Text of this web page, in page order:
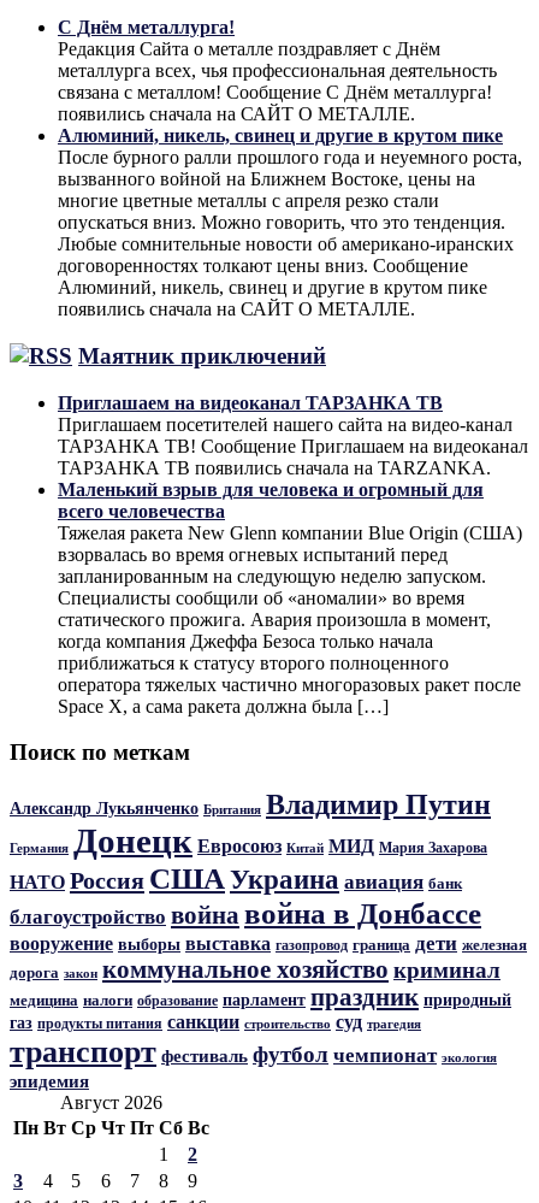
С Днём металлурга!
Редакция Сайта о металле поздравляет с Днём
металлурга всех, чья профессиональная деятельность
связана с металлом! Сообщение С Днём металлурга!
появились сначала на САЙТ О МЕТАЛЛЕ.
Алюминий, никель, свинец и другие в крутом пике
После бурного ралли прошлого года и неуемного роста,
вызванного войной на Ближнем Востоке, цены на
многие цветные металлы с апреля резко стали
опускаться вниз. Можно говорить, что это тенденция.
Любые сомнительные новости об американо-иранских
договоренностях толкают цены вниз. Сообщение
Алюминий, никель, свинец и другие в крутом пике
появились сначала на САЙТ О МЕТАЛЛЕ.
Маятник приключений
Приглашаем на видеоканал ТАРЗАНКА ТВ
Приглашаем посетителей нашего сайта на видео-канал
ТАРЗАНКА ТВ! Сообщение Приглашаем на видеоканал
ТАРЗАНКА ТВ появились сначала на TARZANKA.
Маленький взрыв для человека и огромный для
всего человечества
Тяжелая ракета New Glenn компании Blue Origin (США)
взорвалась во время огневых испытаний перед
запланированным на следующую неделю запуском.
Специалисты сообщили об «аномалии» во время
статического прожига. Авария произошла в момент,
когда компания Джеффа Безоса только начала
приближаться к статусу второго полноценного
оператора тяжелых частично многоразовых ракет после
Space X, а сама ракета должна была […]
Поиск по меткам
Александр Лукьянченко Британия Владимир Путин
Германия Донецк Евросоюз Китай МИД Мария Захарова
НАТО Россия СШАУкраина авиация банк
благоустройство войнавойна в Донбассе
вооружение выборы выставка газопровод граница дети железная
дорога закон коммунальное хозяйство криминал
медицина налоги образование парламент праздник природный
газ продукты питания санкции строительство суд трагедия
транспорт фестиваль футбол чемпионат экология
эпидемия
Август 2026
Пн Вт Ср Чт Пт Сб Вс
1
2
3
4 5 6 7 8
9